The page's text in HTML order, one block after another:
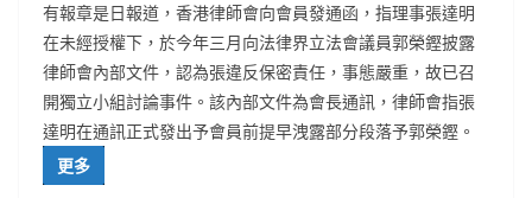
有報章是日報道，香港律師會向會員發通函，指理事張達明
在未經授權下，於今年三月向法律界立法會議員郭榮鏗披露
律師會內部文件，認為張違反保密責任，事態嚴重，故已召
開獨立小組討論事件。該內部文件為會長通訊，律師會指張
達明在通訊正式發出予會員前提早洩露部分段落予郭榮鏗。
更多